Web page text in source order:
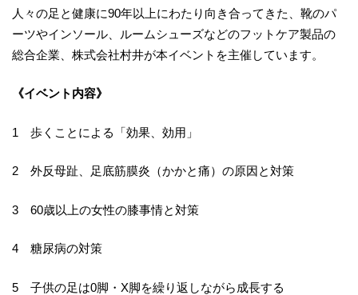
人々の足と健康に90年以上にわたり向き合ってきた、靴のパ
ーツやインソール、ルームシューズなどのフットケア製品の
総合企業、株式会社村井が本イベントを主催しています。
《イベント内容》
1 歩くことによる「効果、効用」
2 外反母趾、足底筋膜炎（かかと痛）の原因と対策
3 60歳以上の女性の膝事情と対策
4 糖尿病の対策
5 子供の足は0脚・X脚を繰り返しながら成長する